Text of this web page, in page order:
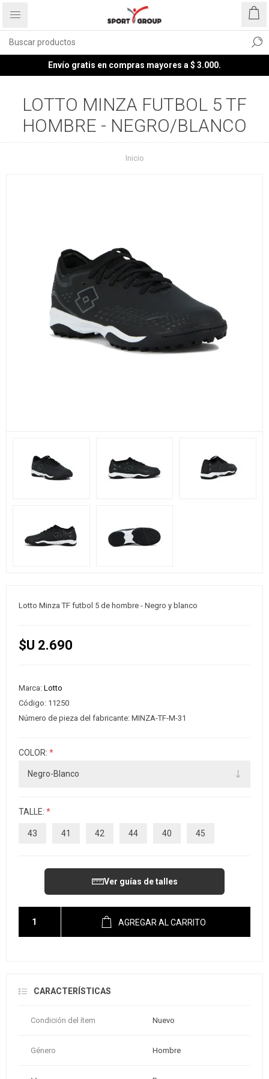
Envío gratis en compras mayores a $ 3.000.
LOTTO MINZA FUTBOL 5 TF
HOMBRE - NEGRO/BLANCO
Inicio
Lotto Minza TF futbol 5 de hombre - Negro y blanco
$U 2.690
Marca: Lotto
Código: 11250
Número de pieza del fabricante: MINZA-TF-M-31
COLOR: *
TALLE: *
43 41 42 44 40 45
Ver guías de talles
AGREGAR AL CARRITO
CARACTERÍSTICAS
Condición del ítem Nuevo
Género Hombre